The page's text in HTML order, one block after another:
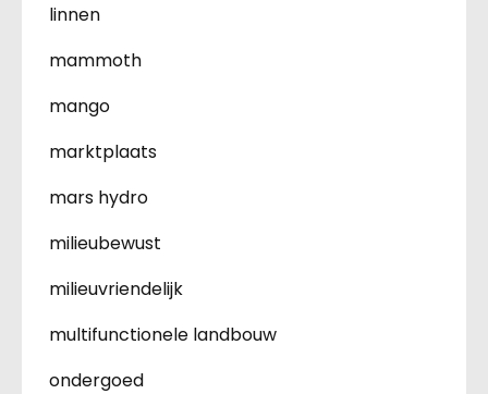
linnen
mammoth
mango
marktplaats
mars hydro
milieubewust
milieuvriendelijk
multifunctionele landbouw
ondergoed